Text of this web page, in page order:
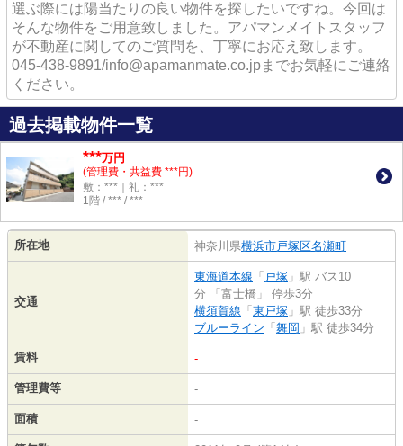
選ぶ際には陽当たりの良い物件を探したいですね。今回は
そんな物件をご用意致しました。アパマンメイトスタッフ
が不動産に関してのご質問を、丁寧にお応え致します。
045-438-9891/info@apamanmate.co.jpまでお気軽にご連絡
ください。
過去掲載物件一覧
***万円
(管理費・共益費 ***円)
敷：***｜礼：***
1階 / *** / ***
所在地 神奈川県横浜市戸塚区名瀬町
交通
東海道本線 「 戸塚 」駅 バス10
分 「富士橋」 停歩3分
横須賀線 「 東戸塚 」駅 徒歩33分
ブルーライン 「 舞岡 」駅 徒歩34分
賃料 -
管理費等 -
面積 -